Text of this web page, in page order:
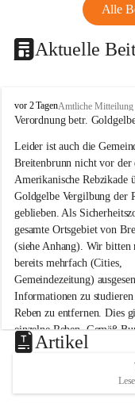
Alle
Aktuelle
B
r
i
t
e
n
b
r
u
n
n
a
m
N
e
u
s
d
vor 2 TagenAmtliche Mitteilung
Verordnung betr.
Leider ist auch die
Breitenbrunn nicht vor der
Amerikanische Rebzikade
Goldgelbe Vergilbung der
geblieben. Als
gesamte Ortsgebiet von
(siehe Anhang). Wir bitten
bereits mehrfach (Cities,
Gemeindezeitung)
Informationen zu
Reben zu entfernen. Dies
einzelne Reben. Gemäß
Weinbaugesetz sind nicht
unzulässige Weingärten
helfen wir zusammen um
vor den prognostizierten
Artikel